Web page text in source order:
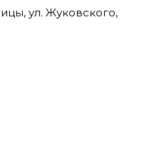
ул. Жуковского,